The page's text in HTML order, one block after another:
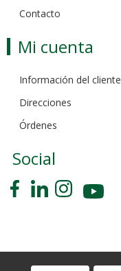
Contacto
Mi cuenta
Información del cliente
Direcciones
Órdenes
Social